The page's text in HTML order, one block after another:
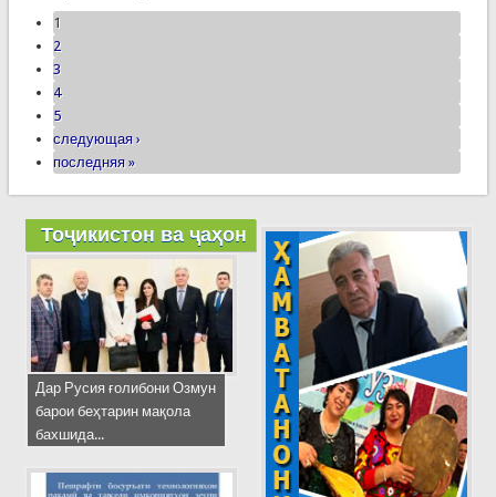
1
2
3
4
5
следующая ›
последняя »
Тоҷикистон ва ҷаҳон
Дар Русия ғолибони Озмун
барои беҳтарин мақола
бахшида...